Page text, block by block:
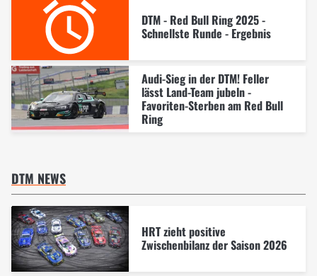
DTM - Red Bull Ring 2025 -
Schnellste Runde - Ergebnis
Audi-Sieg in der DTM! Feller
lässt Land-Team jubeln -
Favoriten-Sterben am Red Bull
Ring
DTM NEWS
HRT zieht positive
Zwischenbilanz der Saison 2026